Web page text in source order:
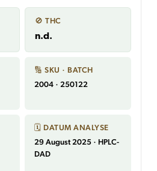
🚫 THC
n.d.
🔢 SKU · BATCH
2004 · 250122
🗓 DATUM ANALYSE
29 August 2025 · HPLC-
DAD